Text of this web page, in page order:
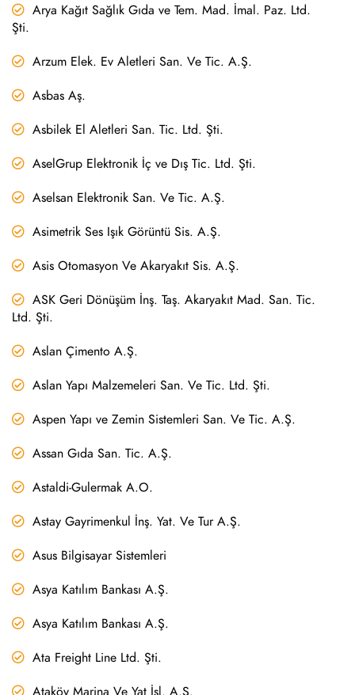
Arya Kağıt Sağlık Gıda ve Tem. Mad. İmal. Paz. Ltd.
Şti.
Arzum Elek. Ev Aletleri San. Ve Tic. A.Ş.
Asbas Aş.
Asbilek El Aletleri San. Tic. Ltd. Şti.
AselGrup Elektronik İç ve Dış Tic. Ltd. Şti.
Aselsan Elektronik San. Ve Tic. A.Ş.
Asimetrik Ses Işık Görüntü Sis. A.Ş.
Asis Otomasyon Ve Akaryakıt Sis. A.Ş.
ASK Geri Dönüşüm İnş. Taş. Akaryakıt Mad. San. Tic.
Ltd. Şti.
Aslan Çimento A.Ş.
Aslan Yapı Malzemeleri San. Ve Tic. Ltd. Şti.
Aspen Yapı ve Zemin Sistemleri San. Ve Tic. A.Ş.
Assan Gıda San. Tic. A.Ş.
Astaldi-Gulermak A.O.
Astay Gayrimenkul İnş. Yat. Ve Tur A.Ş.
Asus Bilgisayar Sistemleri
Asya Katılım Bankası A.Ş.
Asya Katılım Bankası A.Ş.
Ata Freight Line Ltd. Şti.